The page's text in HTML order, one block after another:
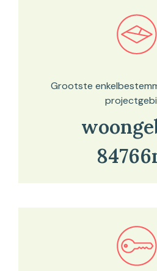
Bekijk in onze
Grootste
Bekijk in onze